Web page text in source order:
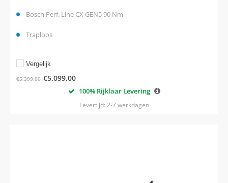
100% Rijklaar Levering
Levertijd: 2-7 werkdagen
Bosch Perf. Line CX GEN5 90 Nm
Traploos
€5.399,00 €5.099,00
Vergelijk